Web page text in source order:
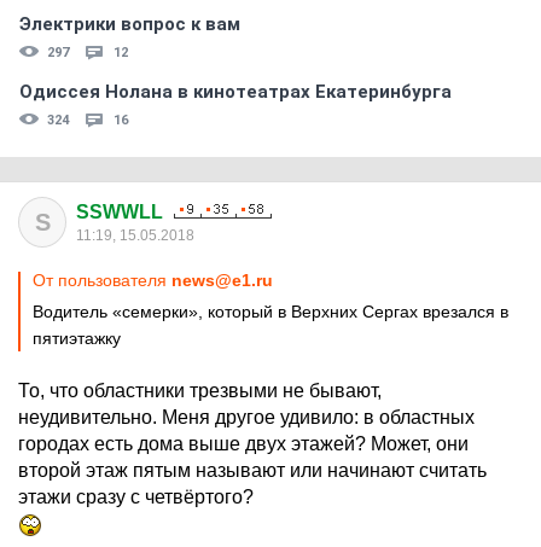
Электрики вопрос к вам
297 12
Одиссея Нолана в кинотеатрах Екатеринбурга
324 16
S SSWWLL
11:19, 15.05.2018
От пользователя news@e1.ru
Водитель «семерки», который в Верхних Сергах врезался в
пятиэтажку
То, что областники трезвыми не бывают,
неудивительно. Меня другое удивило: в областных
городах есть дома выше двух этажей? Может, они
второй этаж пятым называют или начинают считать
этажи сразу с четвёртого?